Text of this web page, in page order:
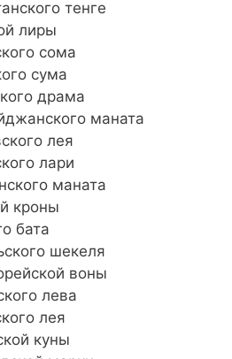
тенге
лиры
сома
сума
драма
маната
лея
лари
маната
кроны
бата
шекеля
воны
лева
лея
куны